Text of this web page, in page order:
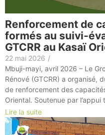
Renforcement de
formés au suivi-
GTCRR au Kasaï
22 mai 2026 /
Mbuji-mayi, avril 2026 – Le
Rénové (GTCRR) a organisé,
de renforcement des
Oriental. Soutenue par
Lire la suite